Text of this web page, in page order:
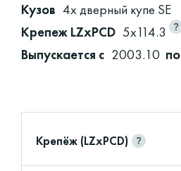
Кузов 4х дверный купе SE
Крепеж LZxPCD 5x114.3
Выпускается с 2003.10 по
Крепёж (LZxPCD)